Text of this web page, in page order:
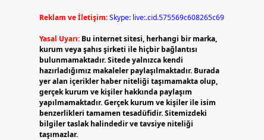
Reklam ve İletişim:Skype: live:.cid.575569c608265c69
Yasal Uyarı: Bu internet sitesi, herhangi bir marka,
kurum veya şahıs şirketi ile hiçbir bağlantısı
bulunmamaktadır. Sitede yalnızca kendi
hazırladığımız makaleler paylaşılmaktadır. Burada
yer alan içerikler haber niteliği taşımamakta olup,
gerçek kurum ve kişiler hakkında paylaşım
yapılmamaktadır. Gerçek kurum ve kişiler ile isim
benzerlikleri tamamen tesadüfidir. Sitemizdeki
bilgiler taslak halindedir ve tavsiye niteliği
taşımazlar.